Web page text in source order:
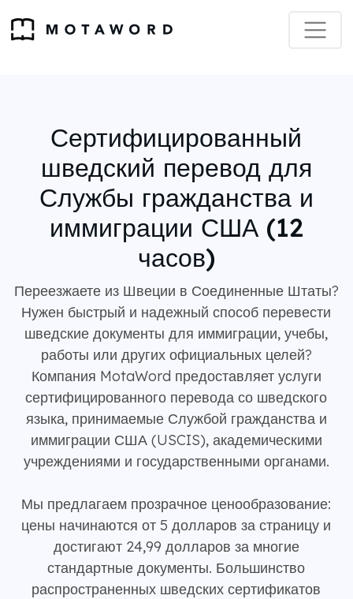
Сертифицированный
шведский перевод для
Службы гражданства и
иммиграции США (12
часов)
Переезжаете из Швеции в Соединенные Штаты?
Нужен быстрый и надежный способ перевести
шведские документы для иммиграции, учебы,
работы или других официальных целей?
Компания MotaWord предоставляет услуги
сертифицированного перевода со шведского
языка, принимаемые Службой гражданства и
иммиграции США (USCIS), академическими
учреждениями и государственными органами.
Мы предлагаем прозрачное ценообразование:
цены начинаются от 5 долларов за страницу и
достигают 24,99 долларов за многие
стандартные документы. Большинство
распространенных шведских сертификатов